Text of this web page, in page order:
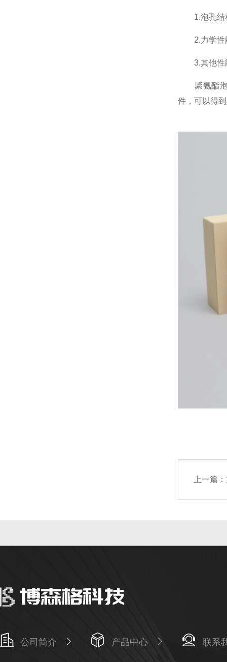
1.泡孔结构
2.力学性能
3.其他性能
聚氨酯泡
件，可以得
上一篇：
公司简介 产品中心 联系